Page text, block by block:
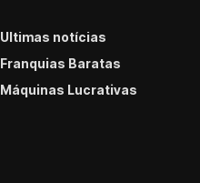
Últimas notícias
Franquias Baratas
Máquinas Lucrativas